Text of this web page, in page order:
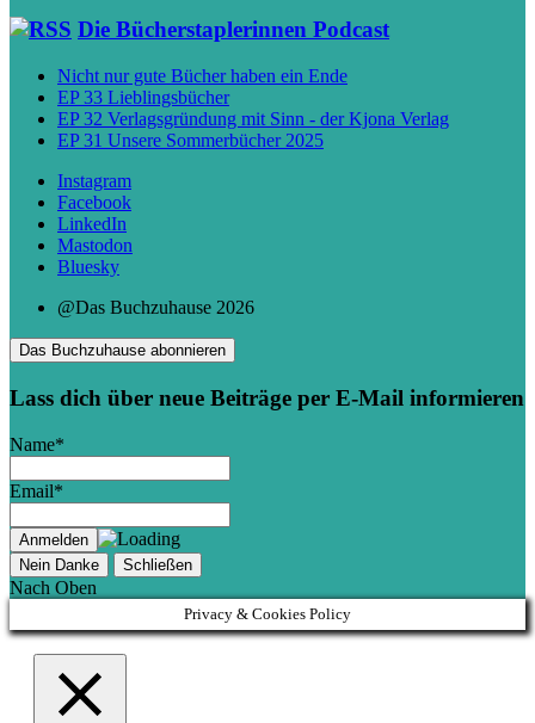
Die Bücherstaplerinnen Podcast
Nicht nur gute Bücher haben ein Ende
EP 33 Lieblingsbücher
EP 32 Verlagsgründung mit Sinn - der Kjona Verlag
EP 31 Unsere Sommerbücher 2025
Instagram
Facebook
LinkedIn
Mastodon
Bluesky
@Das Buchzuhause 2026
Das Buchzuhause abonnieren
Lass dich über neue Beiträge per E-Mail informieren
Name*
Email*
Nein Danke Schließen
Nach Oben
Privacy & Cookies Policy